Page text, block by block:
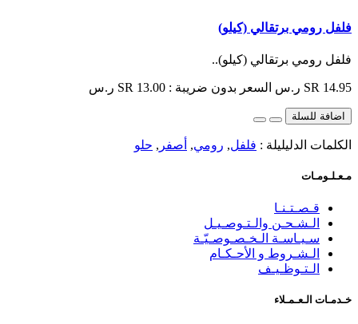
فلفل رومي برتقالي (كيلو)
فلفل رومي برتقالي (كيلو)..
SR 14.95 ر.س السعر بدون ضريبة : SR 13.00 ر.س
اضافة للسلة
الكلمات الدليليلة : فلفل, رومي, أصفر , حلو
مـعـلـومـات
قـصـتـنـا
الـشـحـن والـتـوصـيـل
سـيـاسـة الـخـصـوصـيّـة
الـشـروط و الأحـكـام
الـتـوظـيـف
خـدمـات الـعـمـلاء